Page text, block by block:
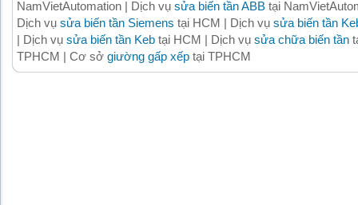
NamVietAutomation | Dịch vụ sửa biến tần ABB tại
Dịch vụ sửa biến tần Siemens tại HCM | Dịch vụ sửa biến tần
| Dịch vụ sửa biến tần Keb tại HCM | Dịch vụ sửa chữa biến tần
TPHCM | Cơ sở giường gấp xếp tại TPHCM